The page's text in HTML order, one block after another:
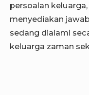
persoalan
menyediakan
sedang dialami
keluarga zaman